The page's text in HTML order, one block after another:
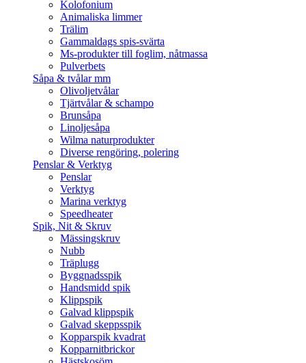
Kolofonium
Animaliska limmer
Trälim
Gammaldags spis-svärta
Ms-produkter till foglim, nåtmassa
Pulverbets
Såpa & tvålar mm
Olivoljetvålar
Tjärtvålar & schampo
Brunsåpa
Linoljesåpa
Wilma naturprodukter
Diverse rengöring, polering
Penslar & Verktyg
Penslar
Verktyg
Marina verktyg
Speedheater
Spik, Nit & Skruv
Mässingskruv
Nubb
Träplugg
Byggnadsspik
Handsmidd spik
Klippspik
Galvad klippspik
Galvad skeppsspik
Kopparspik kvadrat
Kopparnitbrickor